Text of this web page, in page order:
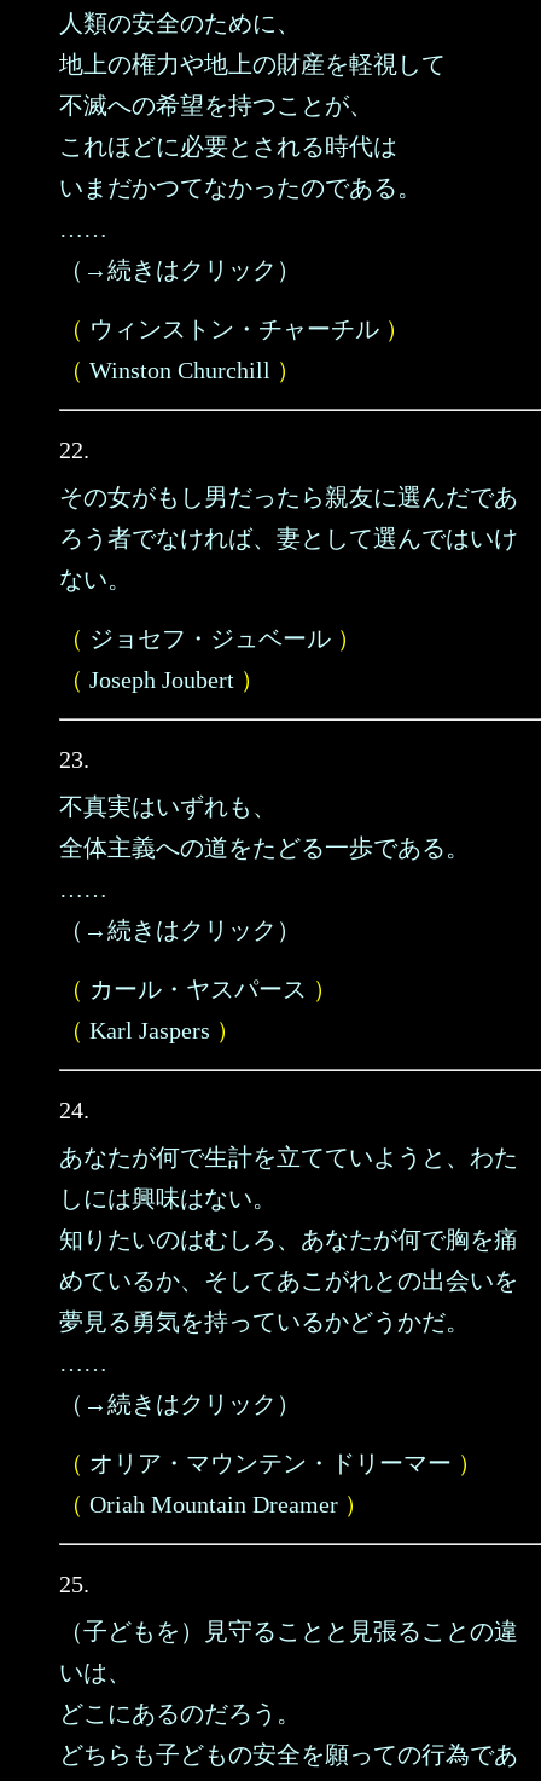
人類の安全のために、
地上の権力や地上の財産を軽視して
不滅への希望を持つことが、
これほどに必要とされる時代は
いまだかつてなかったのである。
……
（→続きはクリック）
（ ウィンストン・チャーチル ）
（ Winston Churchill ）
22.
その女がもし男だったら親友に選んだであ
ろう者でなければ、妻として選んではいけ
ない。
（ ジョセフ・ジュベール ）
（ Joseph Joubert ）
23.
不真実はいずれも、
全体主義への道をたどる一歩である。
……
（→続きはクリック）
（ カール・ヤスパース ）
（ Karl Jaspers ）
24.
あなたが何で生計を立てていようと、わた
しには興味はない。
知りたいのはむしろ、あなたが何で胸を痛
めているか、そしてあこがれとの出会いを
夢見る勇気を持っているかどうかだ。
……
（→続きはクリック）
（ オリア・マウンテン・ドリーマー ）
（ Oriah Mountain Dreamer ）
25.
（子どもを）見守ることと見張ることの違
いは、
どこにあるのだろう。
どちらも子どもの安全を願っての行為であ